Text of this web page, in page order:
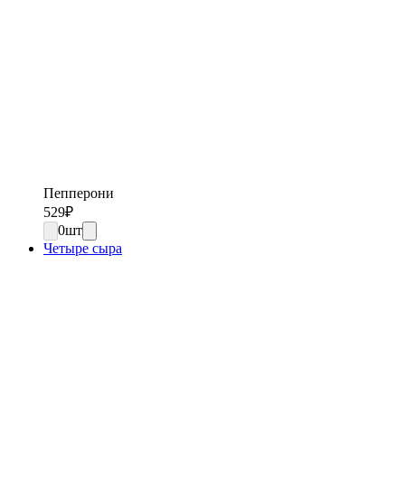
Пепперони
529₽
0шт
Четыре сыра